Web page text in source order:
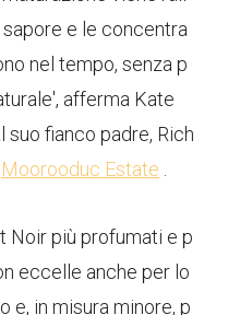
e le concentra
nel tempo, senza p
afferma Kate
suo fianco padre, Rich
Moorooduc Estate .
Noir più profumati e p
eccelle anche per lo
e, in misura minore, p